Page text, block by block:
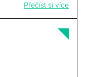
Přečíst si více